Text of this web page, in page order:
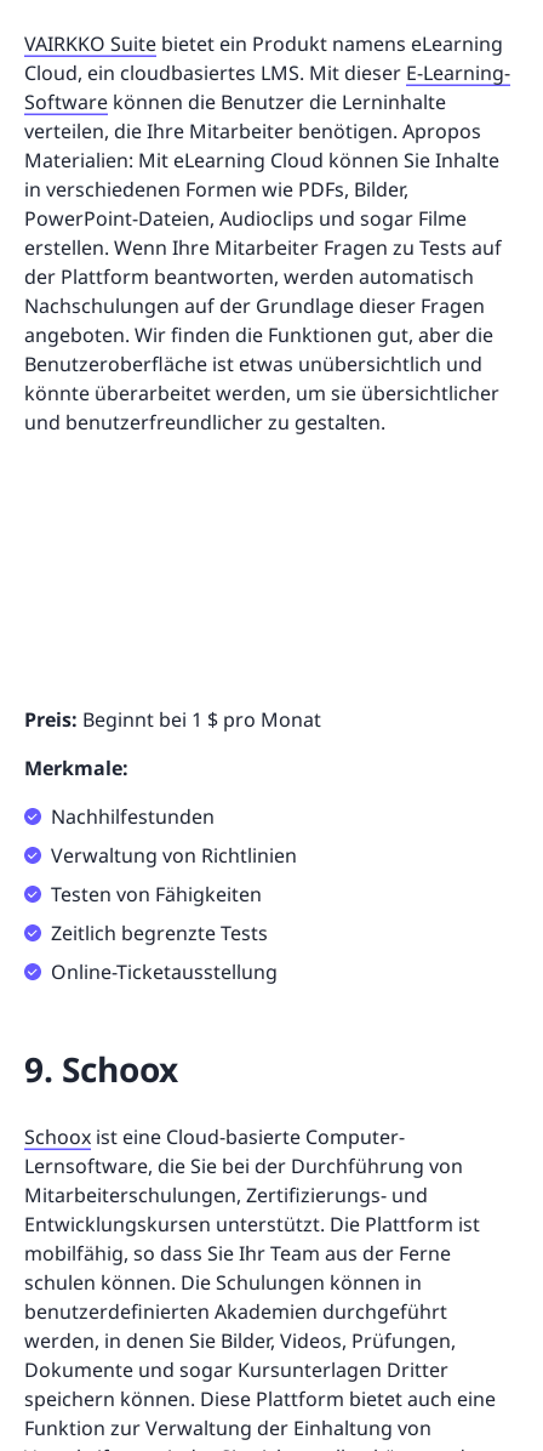
VAIRKKO Suite bietet ein Produkt namens eLearning
Cloud, ein cloudbasiertes LMS. Mit dieser E-Learning-
Software können die Benutzer die Lerninhalte
verteilen, die Ihre Mitarbeiter benötigen. Apropos
Materialien: Mit eLearning Cloud können Sie Inhalte
in verschiedenen Formen wie PDFs, Bilder,
PowerPoint-Dateien, Audioclips und sogar Filme
erstellen. Wenn Ihre Mitarbeiter Fragen zu Tests auf
der Plattform beantworten, werden automatisch
Nachschulungen auf der Grundlage dieser Fragen
angeboten. Wir finden die Funktionen gut, aber die
Benutzeroberfläche ist etwas unübersichtlich und
könnte überarbeitet werden, um sie übersichtlicher
und benutzerfreundlicher zu gestalten.
Preis: Beginnt bei 1 $ pro Monat
Merkmale:
Nachhilfestunden
Verwaltung von Richtlinien
Testen von Fähigkeiten
Zeitlich begrenzte Tests
Online-Ticketausstellung
9. Schoox
Schoox ist eine Cloud-basierte Computer-
Lernsoftware, die Sie bei der Durchführung von
Mitarbeiterschulungen, Zertifizierungs- und
Entwicklungskursen unterstützt. Die Plattform ist
mobilfähig, so dass Sie Ihr Team aus der Ferne
schulen können. Die Schulungen können in
benutzerdefinierten Akademien durchgeführt
werden, in denen Sie Bilder, Videos, Prüfungen,
Dokumente und sogar Kursunterlagen Dritter
speichern können. Diese Plattform bietet auch eine
Funktion zur Verwaltung der Einhaltung von